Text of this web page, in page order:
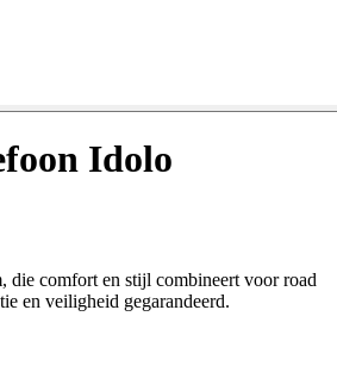
Idolo
die comfort en stijl combineert voor road
en veiligheid gegarandeerd.